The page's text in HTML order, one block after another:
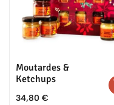
Moutardes &
Ketchups
34,80 €